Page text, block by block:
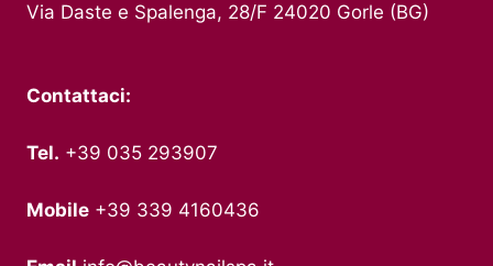
Via Daste e Spalenga, 28/F 24020 Gorle (BG)
Contattaci:
Tel. +39 035 293907
Mobile +39 339 4160436